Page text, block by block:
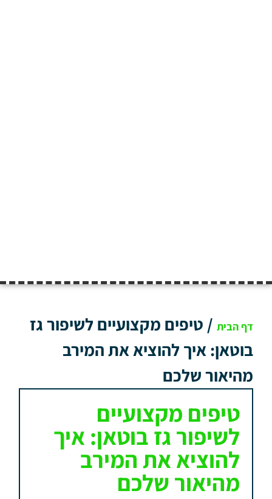
דף הבית / טיפים מקצועיים לשיפור גז
בוטאן: איך להוציא את המירב
מהיאור שלכם
טיפים מקצועיים
לשיפור גז בוטאן: איך
להוציא את המירב
מהיאור שלכם